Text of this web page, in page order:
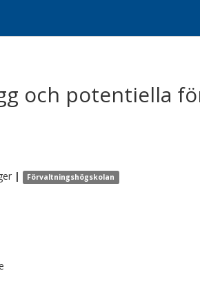
och potentiella
| Förvaltningshögskolan